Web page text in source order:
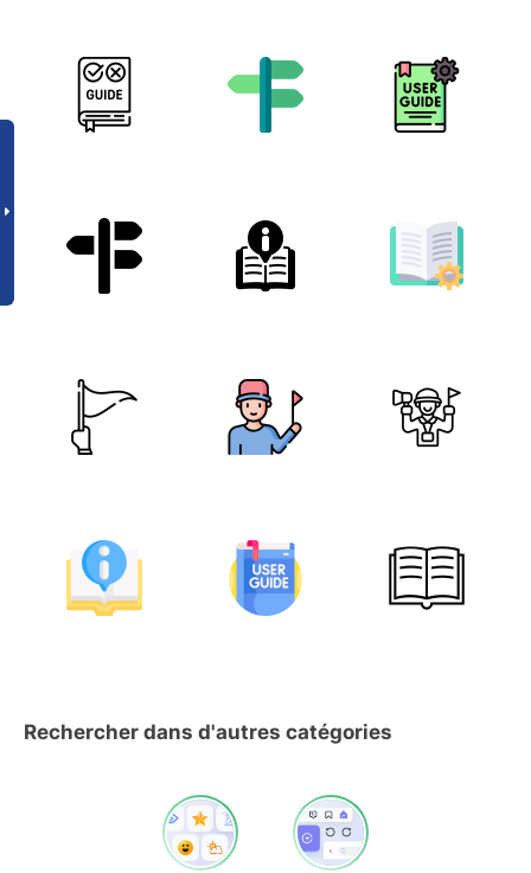
Rechercher dans d'autres catégories